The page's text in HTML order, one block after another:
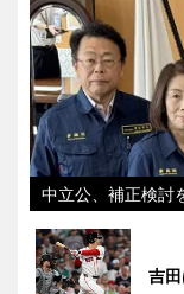
中立公、補正検討
吉